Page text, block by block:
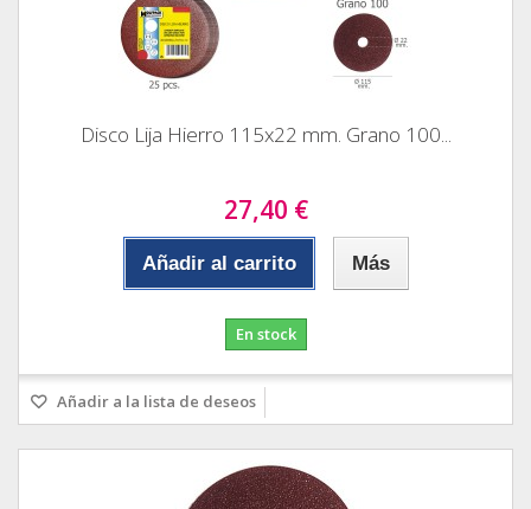
Disco Lija Hierro 115x22 mm. Grano 100...
27,40 €
Añadir al carrito Más
En stock
Añadir a la lista de deseos